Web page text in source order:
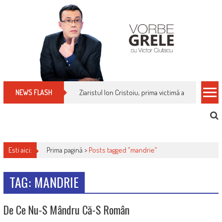
NEWS FLASH Ziaristul Ion Cristoiu, prima victimă a noi
Esti aici: Prima pagină > Posts tagged "mandrie"
TAG: MANDRIE
De Ce Nu-S Mândru Că-S Român